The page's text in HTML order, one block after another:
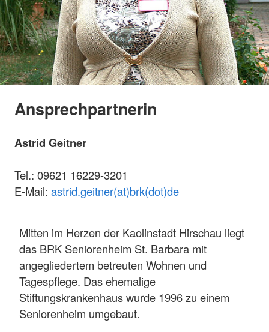
Ansprechpartnerin
Astrid Geitner
Tel.: 09621 16229-3201
E-Mail: astrid.geitner(at)brk(dot)de
Mitten im Herzen der Kaolinstadt Hirschau liegt
das BRK Seniorenheim St. Barbara mit
angegliedertem betreuten Wohnen und
Tagespflege. Das ehemalige
Stiftungskrankenhaus wurde 1996 zu einem
Seniorenheim umgebaut.